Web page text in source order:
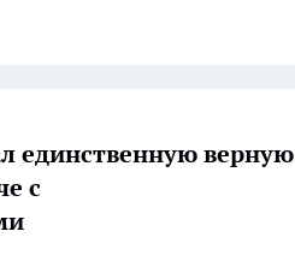
единственную верную
с